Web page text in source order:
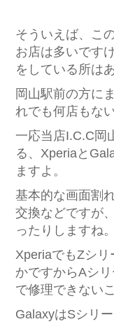
そういえば、こ
お店は多いです
をしている所は
岡山駅前の方に
れでも何店もな
一応当店I.C.C岡
る、Xperiaと
ますよ。
基本的な画面割
交換などですが
ったりしますね。
XperiaでもZシリ
かですからAシ
で修理できない
GalaxyはSシリ